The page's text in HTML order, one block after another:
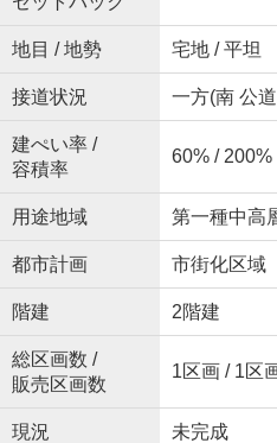
地目 / 地勢 宅地 / 平坦
接道状況 一方(南 公
建ぺい率 /
容積率
60% / 200%
用途地域 第一種中高
都市計画 市街化区域
階建 2階建
総区画数 /
販売区画数
1区画 / 1区
現況 未完成